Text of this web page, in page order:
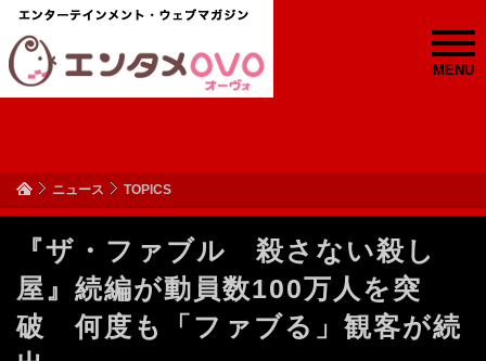
MENU
ニュース TOPICS
『ザ・ファブル 殺さない殺し
屋』続編が動員数100万人を突
破 何度も「ファブる」観客が続